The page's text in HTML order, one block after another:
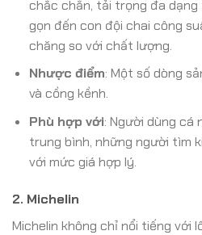
chắc chắn, tải trọng đa
gọn đến con đội chai công
chăng so với chất lượng.
Nhược điểm: Một số dòng
và cồng kềnh.
Phù hợp với: Người dùng cá
trung bình, những người tìm
với mức giá hợp lý.
2. Michelin
Michelin không chỉ nổi tiếng với